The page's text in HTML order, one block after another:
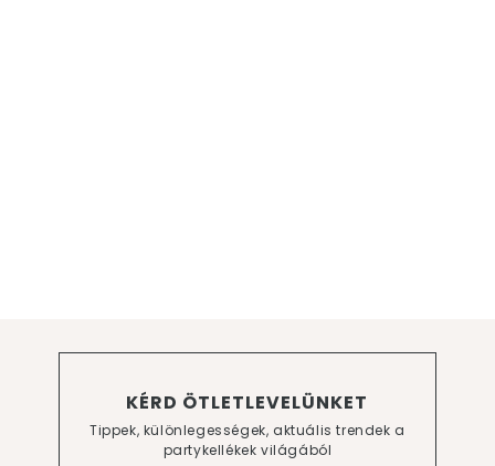
KÉRD ÖTLETLEVELÜNKET
Tippek, különlegességek, aktuális trendek a
partykellékek világából